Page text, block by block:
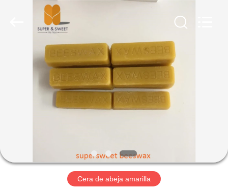
HOGAR
PRODUCTOS
VIAJE
Cera de abeja amarilla